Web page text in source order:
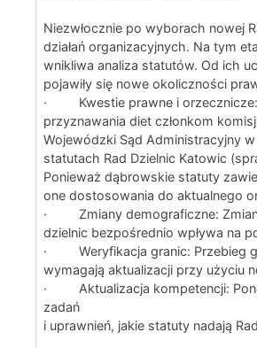
Niezwłocznie po wyborach nowej
działań organizacyjnych. Na tym
wnikliwa analiza statutów. Od ich
pojawiły się nowe okoliczności
· Kwestie prawne i orzecznicze:
przyznawania diet członkom
Wojewódzki Sąd Administracyjny
statutach Rad Dzielnic Katowic
Ponieważ dąbrowskie statuty
one dostosowania do aktualnego
· Zmiany demograficzne:
dzielnic bezpośrednio wpływa na
· Weryfikacja granic: Przebieg
wymagają aktualizacji przy użyciu
· Aktualizacja kompetencji:
zadań
i uprawnień, jakie statuty nadają